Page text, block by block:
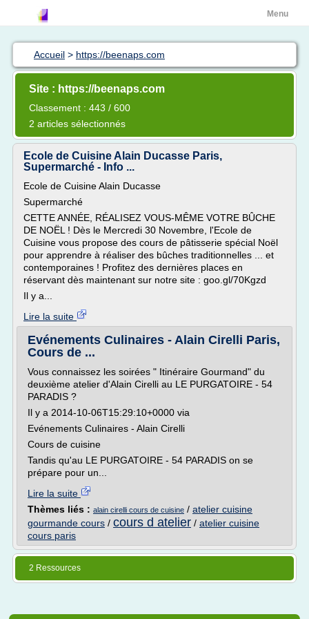
Menu
Accueil > https://beenaps.com
Site : https://beenaps.com
Classement : 443 / 600
2 articles sélectionnés
Ecole de Cuisine Alain Ducasse Paris,
Supermarché - Info ...
Ecole de Cuisine Alain Ducasse
Supermarché
CETTE ANNÉE, RÉALISEZ VOUS-MÊME VOTRE BÛCHE
DE NOËL ! Dès le Mercredi 30 Novembre, l'Ecole de
Cuisine vous propose des cours de pâtisserie spécial Noël
pour apprendre à réaliser des bûches traditionnelles ... et
contemporaines ! Profitez des dernières places en
réservant dès maintenant sur notre site : goo.gl/70Kgzd
Il y a...
Lire la suite
Evénements Culinaires - Alain Cirelli Paris,
Cours de ...
Vous connaissez les soirées " Itinéraire Gourmand" du
deuxième atelier d'Alain Cirelli au LE PURGATOIRE - 54
PARADIS ?
Il y a 2014-10-06T15:29:10+0000 via
Evénements Culinaires - Alain Cirelli
Cours de cuisine
Tandis qu'au LE PURGATOIRE - 54 PARADIS on se
prépare pour un...
Lire la suite
Thèmes liés : alain cirelli cours de cuisine / atelier cuisine
gourmande cours / cours d atelier / atelier cuisine
cours paris
2 Ressources